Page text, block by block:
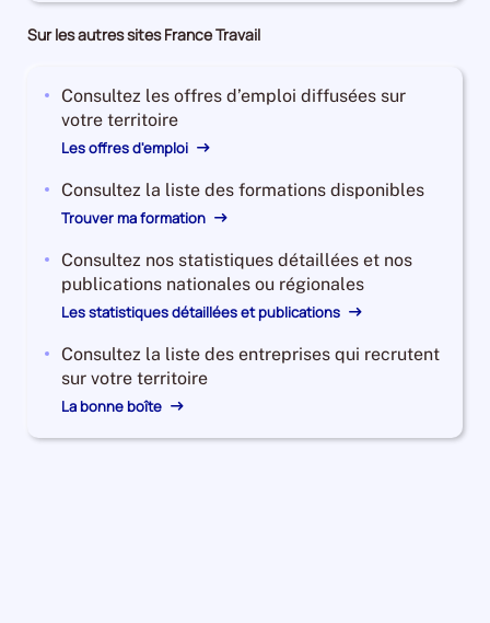
Sur les autres sites France Travail
Consultez les offres d’emploi diffusées sur
votre territoire
Les offres d'emploi
Consultez la liste des formations disponibles
Trouver ma formation
Consultez nos statistiques détaillées et nos
publications nationales ou régionales
Les statistiques détaillées et publications
Consultez la liste des entreprises qui recrutent
sur votre territoire
La bonne boîte